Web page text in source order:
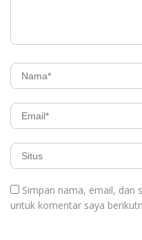
Simpan nama, email, dan
untuk komentar saya